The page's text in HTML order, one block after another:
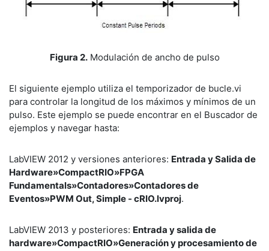
Figura 2.Modulación de ancho de pulso
El siguiente ejemplo utiliza el temporizador de bucle.vi
para controlar la longitud de los máximos y mínimos de un
pulso. Este ejemplo se puede encontrar en el Buscador de
ejemplos y navegar hasta:
LabVIEW 2012 y versiones anteriores: Entrada y Salida de
Hardware»CompactRIO»FPGA
Fundamentals»Contadores»Contadores de
Eventos»PWM Out, Simple - cRIO.lvproj.
LabVIEW 2013 y posteriores: Entrada y salida de
hardware»CompactRIO»Generación y procesamiento de